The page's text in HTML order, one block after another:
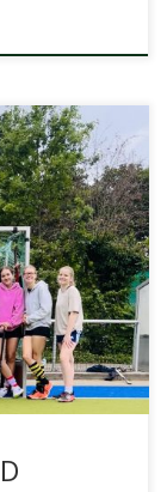
veranstaltet